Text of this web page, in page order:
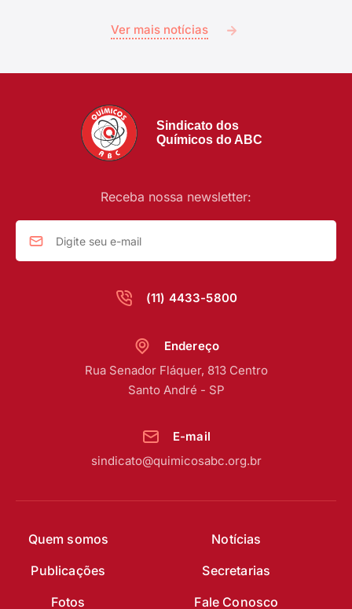
Ver mais notícias
Sindicato dos
Químicos do ABC
(11) 4433-5800
Receba nossa newsletter:
Quem somos
Notícias
Publicações
Secretarias
Fotos
Fale Conosco
Endereço
Rua Senador Fláquer, 813 Centro
Santo André - SP
E-mail
sindicato@quimicosabc.org.br